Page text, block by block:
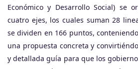
Económico y Desarrollo Social) se
cuatro ejes, los cuales suman 28
se dividen en 166 puntos,
una propuesta concreta y
y detallada guía para que los